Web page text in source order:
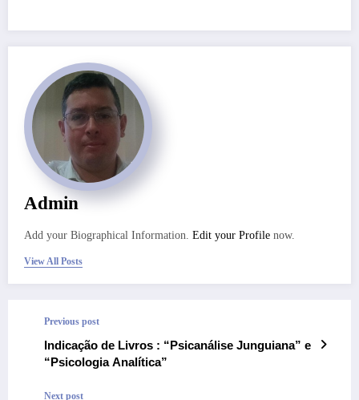
Admin
Add your Biographical Information. Edit your Profile now.
View All Posts
Previous post
Indicação de Livros : “Psicanálise Junguiana” e
“Psicologia Analítica”
Next post